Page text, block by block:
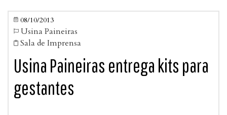
 08/10/2013
 Usina Paineiras
 Sala de Imprensa
Usina Paineiras entrega kits para
gestantes